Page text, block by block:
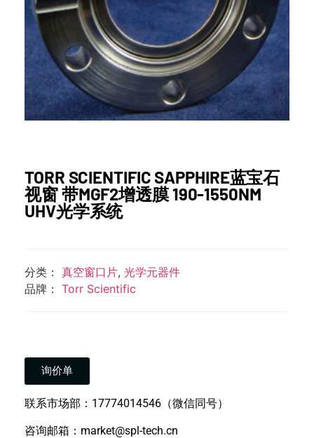
TORR SCIENTIFIC SAPPHIRE蓝宝石
视窗 带MGF2增透膜 190-1550NM
UHV光学系统
分类： 真空窗口片, 光学元器件
品牌： Torr Scientific
询价单
联系市场部：17774014546（微信同号）
咨询邮箱：market@spl-tech.cn